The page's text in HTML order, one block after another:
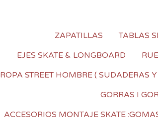
ZAPATILLAS TABLAS
EJES SKATE & LONGBOARD
ROPA STREET HOMBRE ( SUDADERAS
GORRAS I
ACCESORIOS MONTAJE SKATE